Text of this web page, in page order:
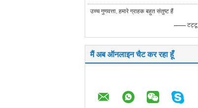
उच्च गुणवत्ता, हमारे ग्राहक बहुत संतुष्ट हैं
—— टट्टू
मैं अब ऑनलाइन चैट कर रहा हूँ